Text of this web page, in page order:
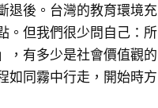
退後。台灣的教育環境充
。但我們很少問自己：所
，有多少是社會價值觀的
如同霧中行走，開始時方